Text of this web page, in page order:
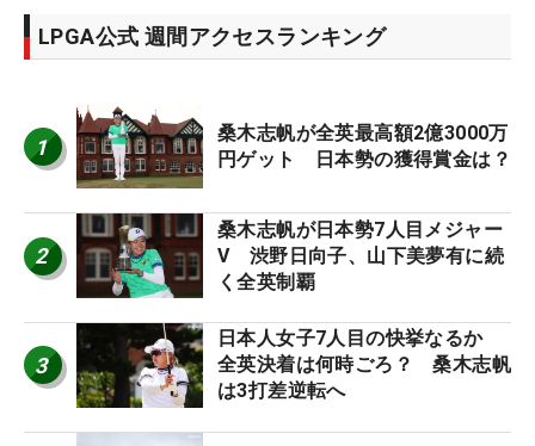
LPGA公式 週間アクセスランキング
1
桑木志帆が全英最高額2億3000万
円ゲット 日本勢の獲得賞金は？
2
桑木志帆が日本勢7人目メジャー
V 渋野日向子、山下美夢有に続
く全英制覇
3
日本人女子7人目の快挙なるか
全英決着は何時ごろ？ 桑木志帆
は3打差逆転へ